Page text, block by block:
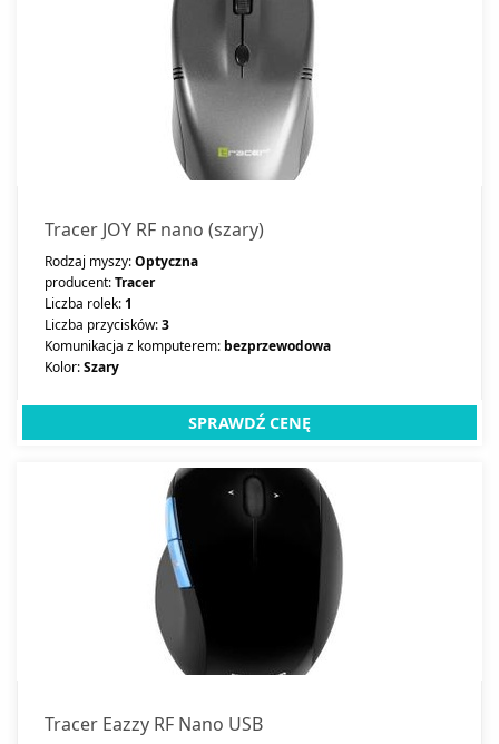
Tracer JOY RF nano (szary)
Rodzaj myszy:Optyczna
producent:Tracer
Liczba rolek:1
Liczba przycisków:3
Komunikacja z komputerem: bezprzewodowa
Kolor:Szary
SPRAWDŹ CENĘ
Tracer Eazzy RF Nano USB